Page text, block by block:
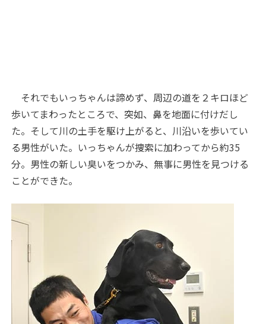
それでもいっちゃんは諦めず、周辺の道を２キロほど
歩いてまわったところで、突如、鼻を地面に付けだし
た。そして川の土手を駆け上がると、川沿いを歩いてい
る男性がいた。いっちゃんが捜索に加わってから約35
分。男性の新しい臭いをつかみ、無事に男性を見つける
ことができた。